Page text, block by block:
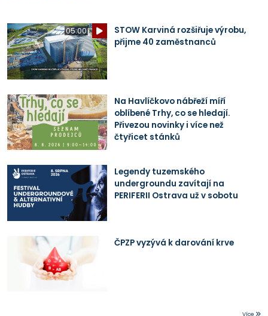
05:00
STOW Karviná rozšiřuje výrobu,
přijme 40 zaměstnanců
Na Havlíčkovo nábřeží míří
oblíbené Trhy, co se hledají.
Přivezou novinky i více než
čtyřicet stánků
Legendy tuzemského
undergroundu zavítají na
PERIFERII Ostrava už v sobotu
ČPZP vyzývá k darování krve
Více